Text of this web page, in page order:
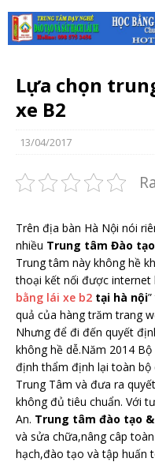
Lựa chọn
xe B2
13/04/2017
Trên địa bàn Hà Nội nói
nhiều Trung tâm Đào
Trung tâm này không hề
thoại kết nối được internet
bằng lái xe b2 tại hà nội
quả của hàng trăm trang
Nhưng để đi đến quyết
không hề dễ.Năm 2014
định thẩm định lại toàn bộ
Trung Tâm và đưa ra
không đủ tiêu chuẩn. Với
An. Trung tâm đào tạo &
và sửa chữa,nâng câp
hạch,đào tạo và tập huấn